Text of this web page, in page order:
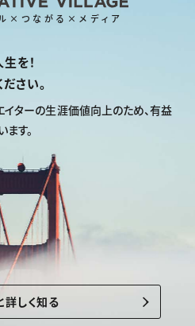
×つながる×メディア
を！
さい。
イターの生涯価値向上のため、有益
す。
詳しく知る